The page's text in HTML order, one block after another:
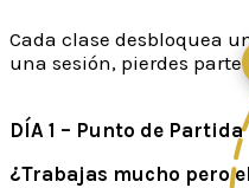
Cada clase desbloquea
una sesión, pierdes
DÍA 1 – Punto de Partida
¿Trabajas mucho pero